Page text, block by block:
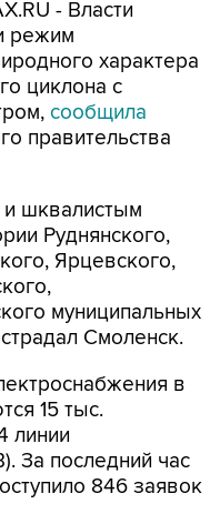
характера
циклона с
сообщила
правительства
шквалистым
Ярцевского,
муниципальных
Смоленск.
в
линии
За последний час
846 заявок
в Смоленске не